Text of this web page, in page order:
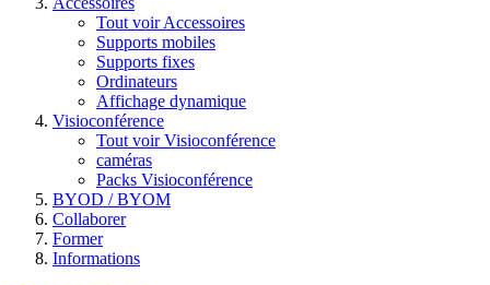
Tout voir Accessoires
Supports mobiles
Supports fixes
Ordinateurs
Affichage dynamique
Visioconférence
Tout voir Visioconférence
caméras
Packs Visioconférence
BYOD / BYOM
Collaborer
Former
Informations